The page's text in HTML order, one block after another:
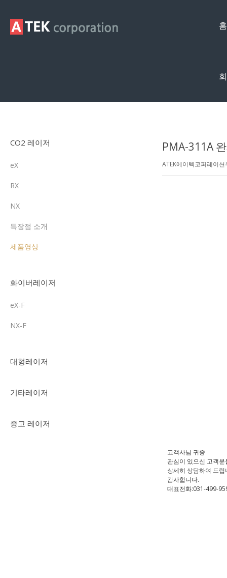
홈
CO2 레이저
eX
RX
NX
특장점 소개
제품영상
화이버레이저
eX-F
NX-F
대형레이저
기타레이저
중고 레이저
PMA-311A
ATEK에이텍코퍼레이
고객사님 귀중
관심이 있으신 고객
상세히 상담하여 드립
감사합니다.
대표전화:031-499-